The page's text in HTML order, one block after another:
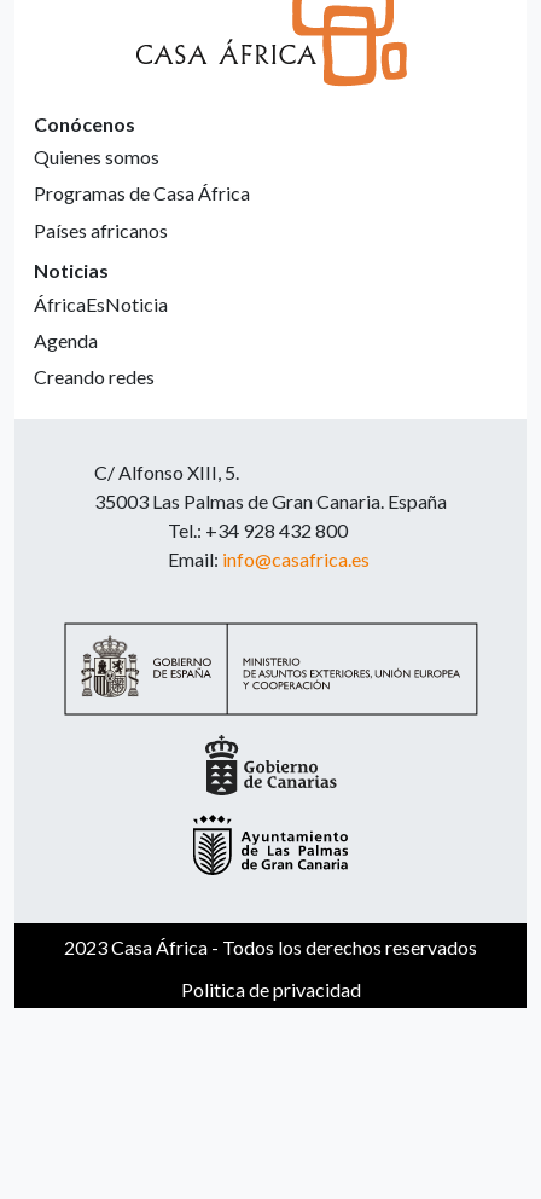
Conócenos
Quienes somos
Programas de Casa África
Países africanos
Noticias
ÁfricaEsNoticia
Agenda
Creando redes
C/ Alfonso XIII, 5.
35003 Las Palmas de Gran Canaria. España
Tel.: +34 928 432 800
Email: info@casafrica.es
2023 Casa África - Todos los derechos reservados
Politica de privacidad